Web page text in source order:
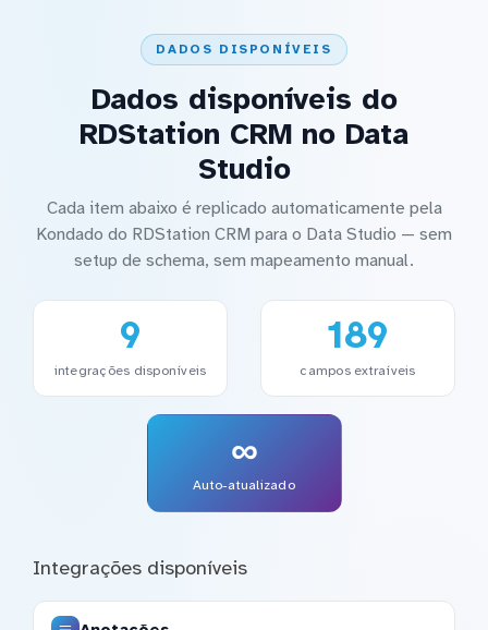
DADOS DISPONÍVEIS
Dados disponíveis do
RDStation CRM no Data
Studio
Cada item abaixo é replicado automaticamente pela
Kondado do RDStation CRM para o Data Studio — sem
setup de schema, sem mapeamento manual.
9
integrações disponíveis
189
campos extraíveis
∞
Auto-atualizado
Integrações disponíveis